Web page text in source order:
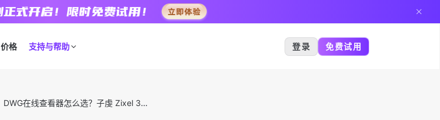
价格 支持与帮助 登录 免费试用
DWG在线查看器怎么选？子虔 Zixel 3D